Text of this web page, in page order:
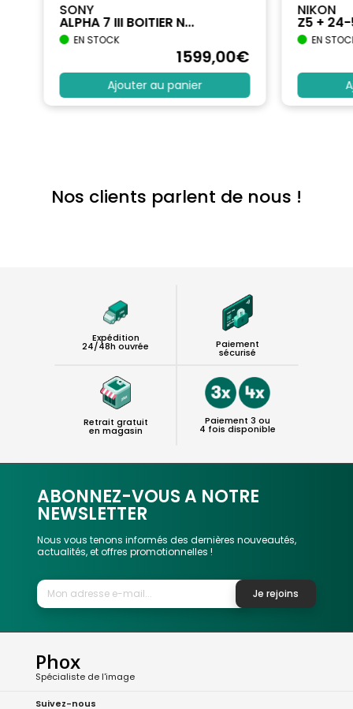
SONY
ALPHA 7 III BOITIER N...
EN STOCK
1599,00€
Ajouter au panier
NIKON
Z5 +
EN
Nos clients parlent de nous !
Expédition
24/48h ouvrée Paiement
sécurisé
Retrait gratuit
en magasin
Paiement 3 ou
4 fois disponible
ABONNEZ-VOUS A NOTRE
NEWSLETTER
Nous vous tenons informés des dernières nouveautés,
actualités, et offres promotionnelles !
Je rejoins
Phox
Spécialiste de l'image
Suivez-nous